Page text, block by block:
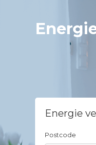
Energie
Postcode